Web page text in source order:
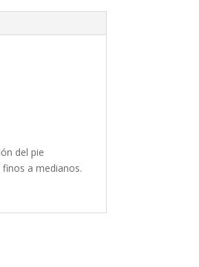
del pie
a medianos.